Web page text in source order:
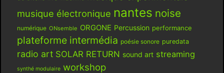
musique électronique nantes noise
numérique ONsemble ORGONE Percussion performance
plateforme intermédia poésie sonore puredata
radio art SOLAR RETURN sound art streaming
synthé modulaire workshop